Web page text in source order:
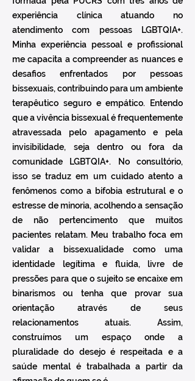
experiência clínica atuando no
atendimento com pessoas LGBTQIA+.
Minha experiência pessoal e profissional
me capacita a compreender as nuances e
desafios enfrentados por pessoas
bissexuais, contribuindo para um ambiente
terapêutico seguro e empático. Entendo
que a vivência bissexual é frequentemente
atravessada pelo apagamento e pela
invisibilidade, seja dentro ou fora da
comunidade LGBTQIA+. No consultório,
isso se traduz em um cuidado atento a
fenômenos como a bifobia estrutural e o
estresse de minoria, acolhendo a sensação
de não pertencimento que muitos
pacientes relatam. Meu trabalho foca em
validar a bissexualidade como uma
identidade legítima e fluida, livre de
pressões para que o sujeito se encaixe em
binarismos ou tenha que provar sua
orientação através de seus
relacionamentos atuais. Assim,
construímos um espaço onde a
pluralidade do desejo é respeitada e a
saúde mental é trabalhada a partir da